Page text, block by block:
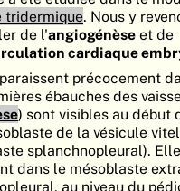
tridermique. Nous y
de l'angiogénèse et de
cardiaque
précocement
ébauches des
) sont visibles au début
de la vésicule
splanchnopleural).
dans le mésoblaste
au niveau du